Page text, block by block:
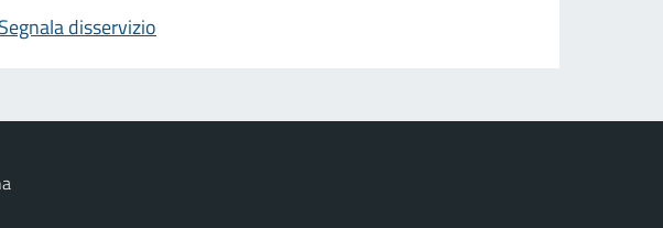
Segnala disservizio